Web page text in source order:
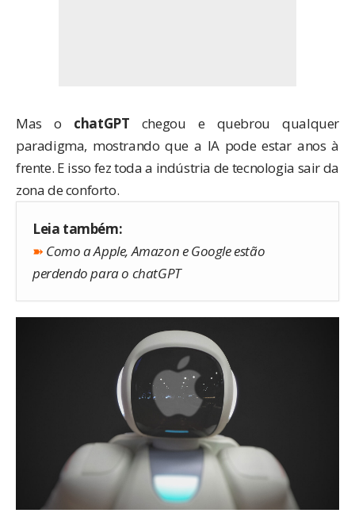
Mas o chatGPT chegou e quebrou qualquer
paradigma, mostrando que a IA pode estar anos à
frente. E isso fez toda a indústria de tecnologia sair da
zona de conforto.
Leia também:
➽ Como a Apple, Amazon e Google estão
perdendo para o chatGPT